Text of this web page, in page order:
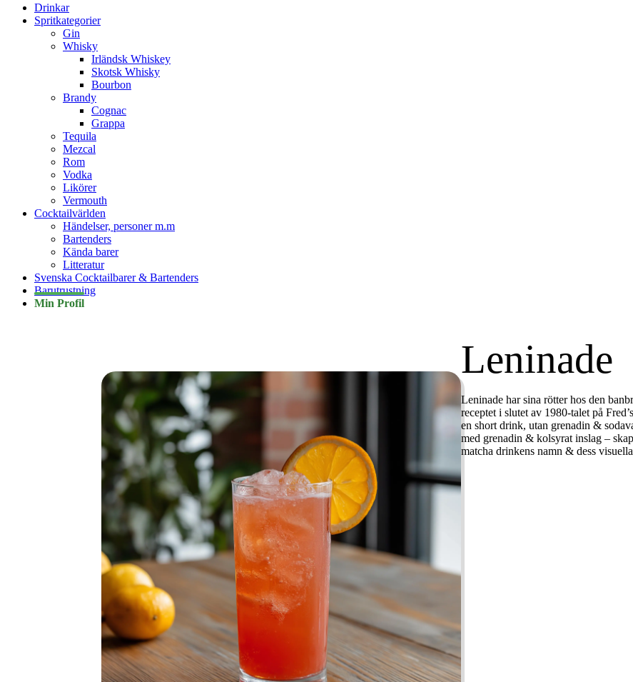
Drinkar
Spritkategorier
Gin
Whisky
Irländsk Whiskey
Skotsk Whisky
Bourbon
Brandy
Cognac
Grappa
Tequila
Mezcal
Rom
Vodka
Likörer
Vermouth
Cocktailvärlden
Händelser, personer m.m
Bartenders
Kända barer
Litteratur
Svenska Cocktailbarer & Bartenders
Barutrustning
Min Profil
Leninade
Leninade har sina rötter hos den
receptet i slutet av 1980-talet på
en short drink, utan grenadin &
med grenadin & kolsyrat inslag –
matcha drinkens namn & dess